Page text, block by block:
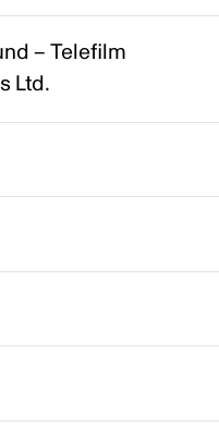
– Telefilm
Ltd.